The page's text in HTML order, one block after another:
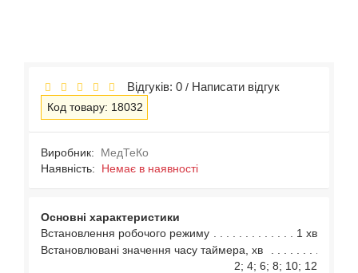
Відгуків: 0 / Написати відгук
Код товару: 18032
Виробник:
МедТеКо
Наявність: Немає в наявності
Основні характеристики
Встановлення робочого режиму
1 хв
Встановлювані значення часу таймера, хв
2; 4; 6; 8; 10; 12